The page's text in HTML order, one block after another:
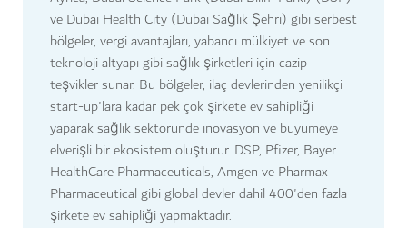
ve Dubai Health City (Dubai Sağlık Şehri) gibi serbest
bölgeler, vergi avantajları, yabancı mülkiyet ve son
teknoloji altyapı gibi sağlık şirketleri için cazip
teşvikler sunar. Bu bölgeler, ilaç devlerinden yenilikçi
start-up'lara kadar pek çok şirkete ev sahipliği
yaparak sağlık sektöründe inovasyon ve büyümeye
elverişli bir ekosistem oluşturur. DSP, Pfizer, Bayer
HealthCare Pharmaceuticals, Amgen ve Pharmax
Pharmaceutical gibi global devler dahil 400'den fazla
şirkete ev sahipliği yapmaktadır.